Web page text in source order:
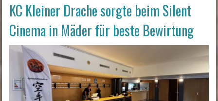
KC Kleiner Drache sorgte beim Silent
Cinema in Mäder für beste Bewirtung